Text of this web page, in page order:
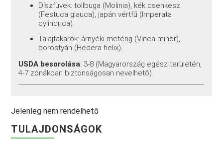
Díszfüvek: tollbuga (Molinia), kék csenkesz
(Festuca glauca), japán vértfű (Imperata
cylindrica).
Talajtakarók: árnyéki meténg (Vinca minor),
borostyán (Hedera helix).
USDA besorolása: 3-8 (Magyarország egész területén,
4-7 zónákban biztonságosan nevelhető).
Jelenleg nem rendelhető
TULAJDONSÁGOK